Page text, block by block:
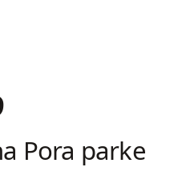
Pora parke